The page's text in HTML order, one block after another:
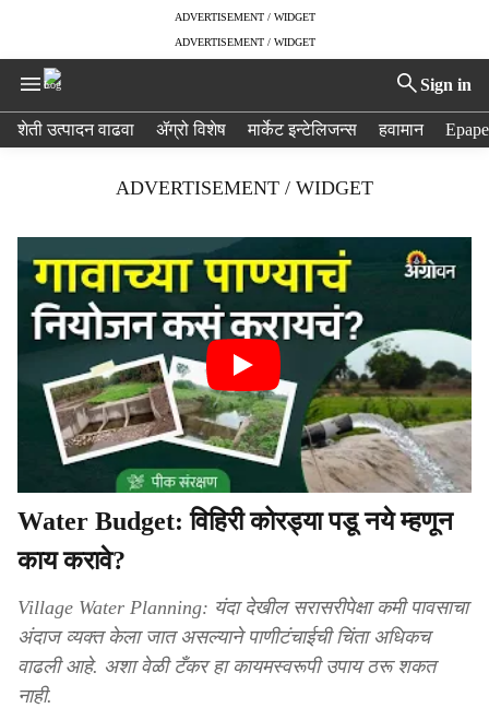
ADVERTISEMENT / WIDGET
ADVERTISEMENT / WIDGET
Sign in
e
शेती उत्पादन वाढवा ॲग्रो विशेष मार्केट इन्टेलिजन्स हवामान
ADVERTISEMENT / WIDGET
Water Budget: विहिरी कोरड्या पडू नये म्हणून
काय करावे?
Village Water Planning: यंदा देखील सरासरीपेक्षा कमी पावसाचा
अंदाज व्यक्त केला जात असल्याने पाणीटंचाईची चिंता अधिकच
वाढली आहे. अशा वेळी टँकर हा कायमस्वरूपी उपाय ठरू शकत
नाही.